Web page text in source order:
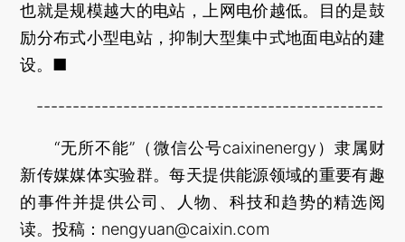
也就是规模越大的电站，上网电价越低。目的是鼓
励分布式小型电站，抑制大型集中式地面电站的建
设。■
------------------------------------------------
“无所不能”（微信公号caixinenergy）隶属财
新传媒媒体实验群。每天提供能源领域的重要有趣
的事件并提供公司、人物、科技和趋势的精选阅
读。投稿：nengyuan@caixin.com